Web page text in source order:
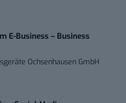
E-Business – Business
Ochsenhausen GmbH